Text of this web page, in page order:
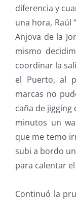
diferencia y
una hora, Raúl
Anjova de la
mismo
coordinar la
el Puerto, al
marcas no
caña de
minutos un
que me temo
subi a bordo
para calentar
Continuó la